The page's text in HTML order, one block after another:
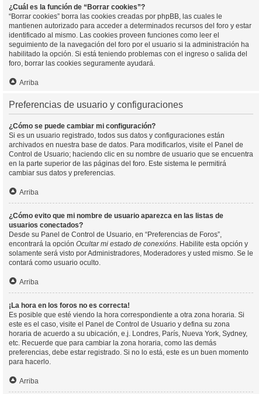
¿Cuál es la función de “Borrar cookies”?
“Borrar cookies” borra las cookies creadas por phpBB, las cuales le
mantienen autorizado para acceder a determinados recursos del foro y estar
identificado al mismo. Las cookies proveen funciones como leer el
seguimiento de la navegación del foro por el usuario si la administración ha
habilitado la opción. Si está teniendo problemas con el ingreso o salida del
foro, borrar las cookies seguramente ayudará.
Arriba
Preferencias de usuario y configuraciones
¿Cómo se puede cambiar mi configuración?
Si es un usuario registrado, todos sus datos y configuraciones están
archivados en nuestra base de datos. Para modificarlos, visite el Panel de
Control de Usuario; haciendo clic en su nombre de usuario que se encuentra
en la parte superior de las páginas del foro. Este sistema le permitirá
cambiar sus datos y preferencias.
Arriba
¿Cómo evito que mi nombre de usuario aparezca en las listas de
usuarios conectados?
Desde su Panel de Control de Usuario, en “Preferencias de Foros”,
encontrará la opción Ocultar mi estado de conexións. Habilite esta opción y
solamente será visto por Administradores, Moderadores y usted mismo. Se le
contará como usuario oculto.
Arriba
¡La hora en los foros no es correcta!
Es posible que esté viendo la hora correspondiente a otra zona horaria. Si
este es el caso, visite el Panel de Control de Usuario y defina su zona
horaria de acuerdo a su ubicación, e.j. Londres, París, Nueva York, Sydney,
etc. Recuerde que para cambiar la zona horaria, como las demás
preferencias, debe estar registrado. Si no lo está, este es un buen momento
para hacerlo.
Arriba